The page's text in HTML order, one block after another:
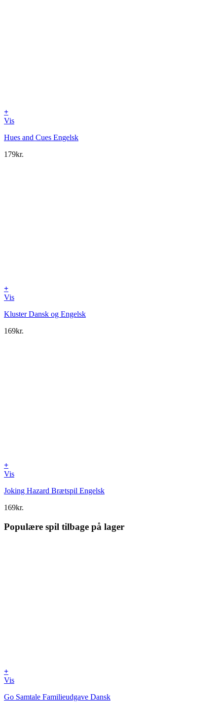
+
Vis
Hues and Cues Engelsk
179kr.
+
Vis
Kluster Dansk og Engelsk
169kr.
+
Vis
Joking Hazard Brætspil Engelsk
169kr.
Populære spil tilbage på lager
+
Vis
Go Samtale Familieudgave Dansk